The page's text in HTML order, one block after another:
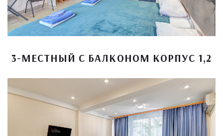
3-МЕСТНЫЙ С БАЛКОНОМ КОРПУС 1,2